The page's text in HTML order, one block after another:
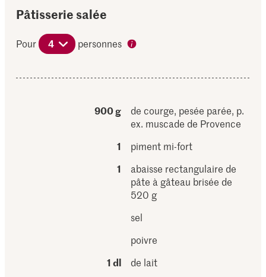
Pâtisserie salée
Pour 4 personnes
900 g
de courge, pesée parée, p.
ex. muscade de Provence
1
piment mi-fort
1
abaisse rectangulaire de
pâte à gâteau brisée de
520 g
sel
poivre
1 dl
de lait